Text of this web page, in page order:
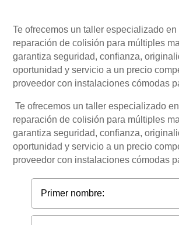
Te ofrecemos un taller especializado
reparación de colisión para múltiples
garantiza seguridad, confianza,
oportunidad y servicio a un precio
proveedor con instalaciones cómodas
Te ofrecemos un taller especializado
reparación de colisión para múltiples
garantiza seguridad, confianza,
oportunidad y servicio a un precio
proveedor con instalaciones cómodas